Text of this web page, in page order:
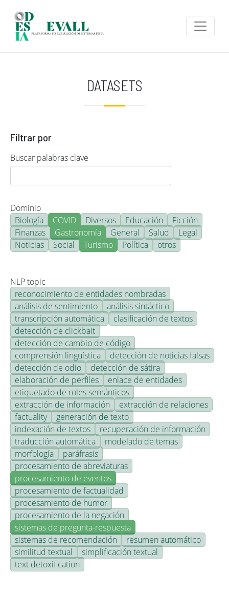
DATASETS
Filtrar por
Buscar palabras clave
Dominio
Biología
COVID Diversos Educación
Ficción
Finanzas
Gastronomía General Salud
Legal
Noticias
Social Turismo Política otros
NLP topic
reconocimiento de entidades nombradas
análisis de sentimiento
análisis sintáctico
transcripción automática
clasificación de textos
detección de clickbait
detección de cambio de código
comprensión lingüística
detección de noticias falsas
detección de odio
detección de sátira
elaboración de perfiles
enlace de entidades
etiquetado de roles semánticos
extracción de información
extracción de relaciones
factuality
generación de texto
indexación de textos
recuperación de información
traducción automática
modelado de temas
morfología
paráfrasis
procesamiento de abreviaturas
procesamiento de eventos
procesamiento de factualidad
procesamiento de humor
procesamiento de la negación
sistemas de pregunta-respuesta
sistemas de recomendación
resumen automático
similitud textual
simplificación textual
text detoxification